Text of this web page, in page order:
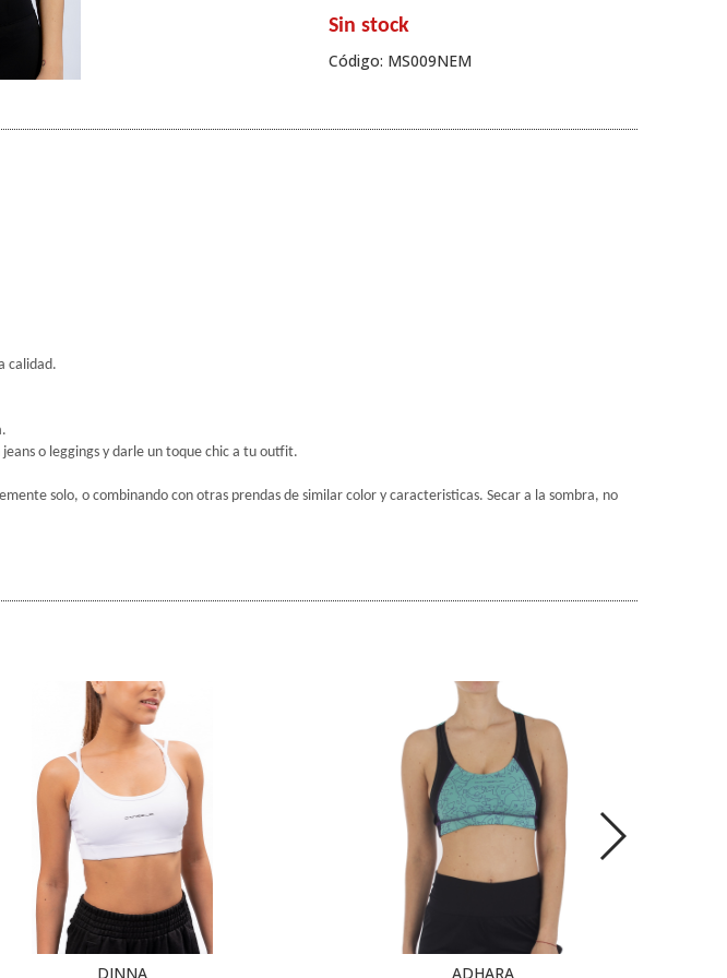
Sin stock
Código: MS009NEM
calidad.
o leggings y darle un toque chic a tu outfit.
solo, o combinando con otras prendas de similar color y caracteristicas. Secar a la sombra, no
DINNA ADHARA